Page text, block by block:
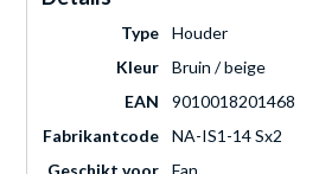
Type
Houder
Kleur
Bruin / beige
EAN
9010018201468
Fabrikantcode
NA-IS1-14 Sx2